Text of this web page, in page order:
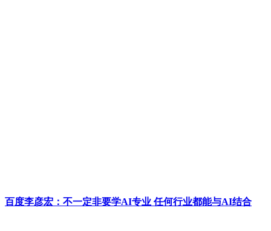
百度李彦宏：不一定非要学AI专业 任何行业都能与AI结合